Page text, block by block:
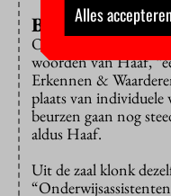
Beetje sceptisch
Over Erkennen &
woorden van Haaf,
Erkennen &
plaats van individuele
beurzen gaan nog
aldus Haaf.
Uit de zaal klonk
Alles accepteren